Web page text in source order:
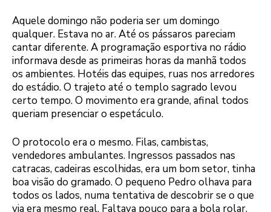
Aquele domingo não poderia ser um domingo
qualquer. Estava no ar. Até os pássaros pareciam
cantar diferente. A programação esportiva no rádio
informava desde as primeiras horas da manhã todos
os ambientes. Hotéis das equipes, ruas nos arredores
do estádio. O trajeto até o templo sagrado levou
certo tempo. O movimento era grande, afinal todos
queriam presenciar o espetáculo.
O protocolo era o mesmo. Filas, cambistas,
vendedores ambulantes. Ingressos passados nas
catracas, cadeiras escolhidas, era um bom setor, tinha
boa visão do gramado. O pequeno Pedro olhava para
todos os lados, numa tentativa de descobrir se o que
via era mesmo real. Faltava pouco para a bola rolar.